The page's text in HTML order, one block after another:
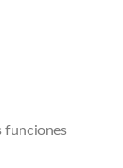
funciones